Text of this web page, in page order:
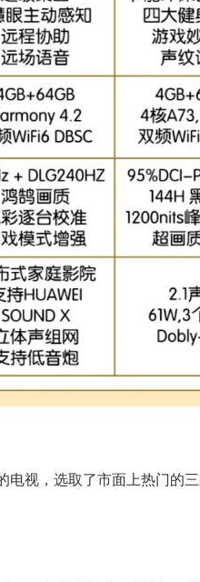
视，选取了市面上热门的三